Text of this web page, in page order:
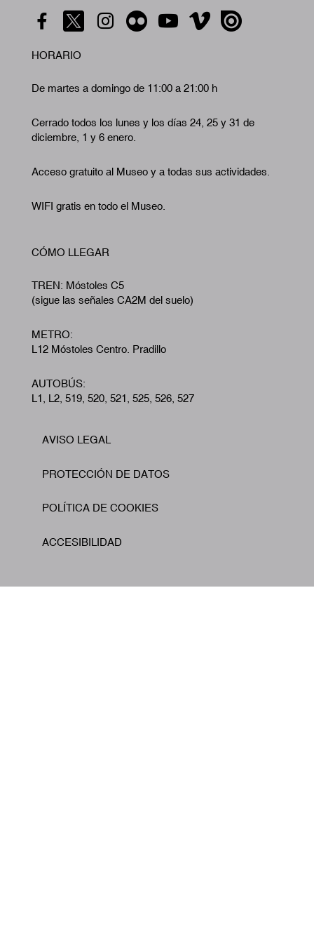
HORARIO
De martes a domingo de 11:00 a 21:00 h
Cerrado todos los lunes y los días 24, 25 y 31 de
diciembre, 1 y 6 enero.
Acceso gratuito al Museo y a todas sus actividades.
WIFI gratis en todo el Museo.
CÓMO LLEGAR
TREN: Móstoles C5
(sigue las señales CA2M del suelo)
METRO:
L12 Móstoles Centro. Pradillo
AUTOBÚS:
L1, L2, 519, 520, 521, 525, 526, 527
Footer
AVISO LEGAL
PROTECCIÓN DE DATOS
POLÍTICA DE COOKIES
ACCESIBILIDAD